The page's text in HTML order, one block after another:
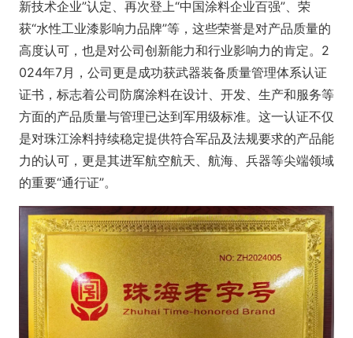
新技术企业”认定、再次登上“中国涂料企业百强”、荣
获“水性工业漆影响力品牌”等，这些荣誉是对产品质量的
高度认可，也是对公司创新能力和行业影响力的肯定。2
024年7月，公司更是成功获武器装备质量管理体系认证
证书，标志着公司防腐涂料在设计、开发、生产和服务等
方面的产品质量与管理已达到军用级标准。这一认证不仅
是对珠江涂料持续稳定提供符合军品及法规要求的产品能
力的认可，更是其进军航空航天、航海、兵器等尖端领域
的重要“通行证”。